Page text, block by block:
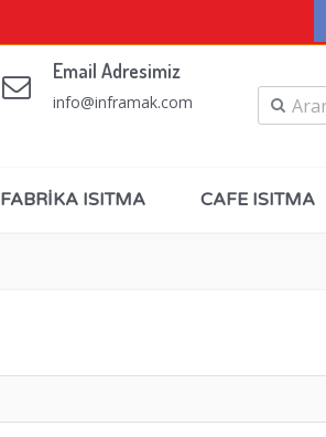
Email Adresimiz
info@inframak.com
FABRİKA ISITMA CAFE ISITMA